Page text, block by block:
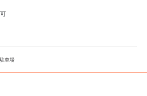
車場